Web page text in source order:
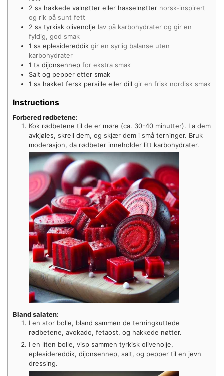
2 ss hakkede valnøtter eller hasselnøtter norsk-inspirert
og rik på sunt fett
2 ss tyrkisk olivenolje lav på karbohydrater og gir en
fyldig, god smak
1 ss eplesidereddik gir en syrlig balanse uten
karbohydrater
1 ts dijonsennep for ekstra smak
Salt og pepper etter smak
1 ss hakket fersk persille eller dill gir en frisk nordisk smak
Instructions
Forbered rødbetene:
Kok rødbetene til de er møre (ca. 30-40 minutter). La dem
avkjøles, skrell dem, og skjær dem i små terninger. Bruk
moderasjon, da rødbeter inneholder litt karbohydrater.
Bland salaten:
I en stor bolle, bland sammen de terningkuttede
rødbetene, avokado, fetaost, og hakkede nøtter.
I en liten bolle, visp sammen tyrkisk olivenolje,
eplesidereddik, dijonsennep, salt, og pepper til en jevn
dressing.